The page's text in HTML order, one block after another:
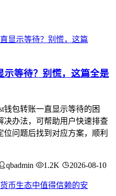
示等待？别慌，这篇全是
钱包转账一直显示等待的困
决办法，可帮助用户快速排查
问题后找到对应方案，顺利
qbadmin 1.2K 2026-08-10